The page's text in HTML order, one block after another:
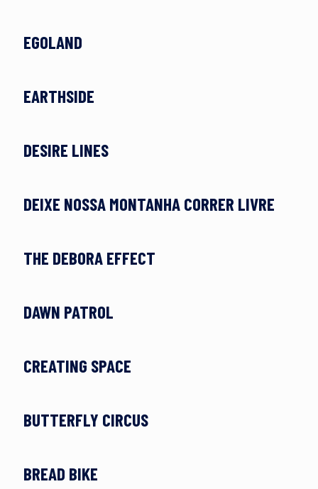
EGOLAND
EARTHSIDE
DESIRE LINES
DEIXE NOSSA MONTANHA CORRER LIVRE
THE DEBORA EFFECT
DAWN PATROL
CREATING SPACE
BUTTERFLY CIRCUS
BREAD BIKE